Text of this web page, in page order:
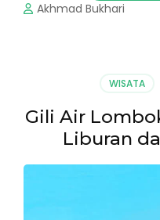
Akhmad Bukhari
WISATA
Gili Air
Liburan